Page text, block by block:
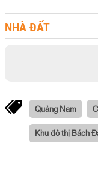
NHÀ ĐẤT
Quảng Nam
Khu đô thị Bách